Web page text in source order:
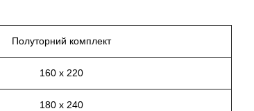
Полуторний комплект
160 х 220
180 х 240